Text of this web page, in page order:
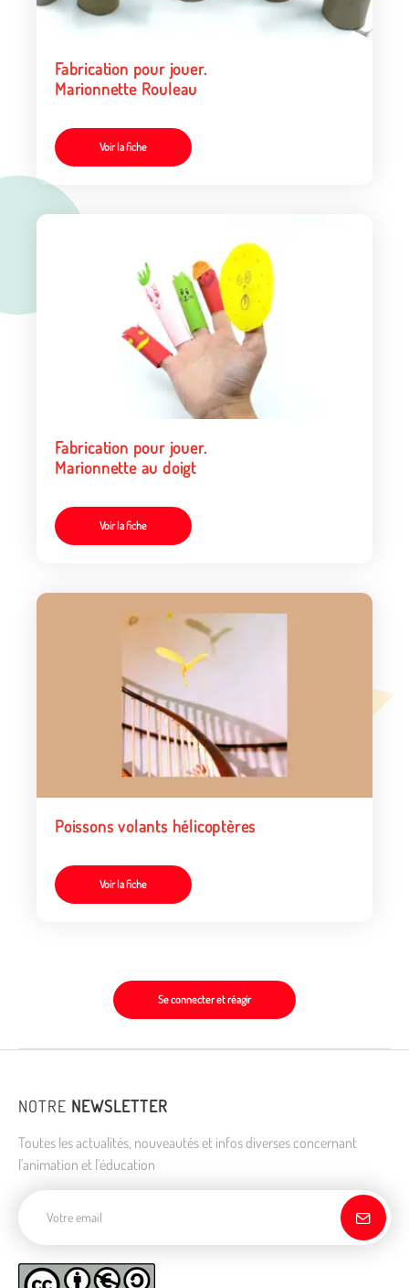
Fabrication pour jouer.
Marionnette Rouleau
Voir la fiche
Fabrication pour jouer.
Marionnette au doigt
Voir la fiche
Poissons volants hélicoptères
Voir la fiche
Se connecter et réagir
NOTRE NEWSLETTER
Toutes les actualités, nouveautés et infos diverses concernant
l'animation et l'éducation